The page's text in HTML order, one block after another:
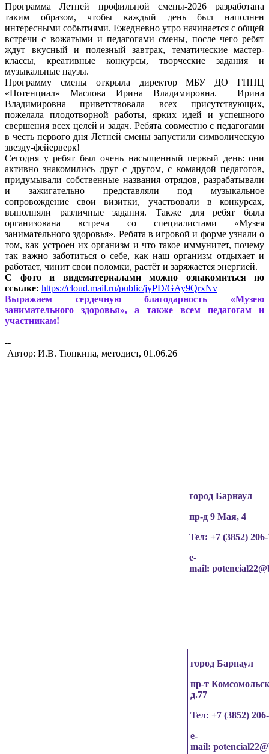
Программа Летней профильной смены-2026 разработана
таким образом, чтобы каждый день был наполнен
интересными событиями. Ежедневно утро начинается с общей
встречи с вожатыми и педагогами смены, после чего ребят
ждут вкусный и полезный завтрак, тематические мастер-
классы, креативные конкурсы, творческие задания и
музыкальные паузы.
Программу смены открыла директор МБУ ДО ГППЦ
«Потенциал» Маслова Ирина Владимировна. Ирина
Владимировна приветствовала всех присутствующих,
пожелала плодотворной работы, ярких идей и успешного
свершения всех целей и задач. Ребята совместно с педагогами
в честь первого дня Летней смены запустили символическую
звезду-фейерверк!
Сегодня у ребят был очень насыщенный первый день: они
активно знакомились друг с другом, с командой педагогов,
придумывали собственные названия отрядов, разрабатывали
и зажигательно представляли под музыкальное
сопровождение свои визитки, участвовали в конкурсах,
выполняли различные задания. Также для ребят была
организована встреча со специалистами «Музея
занимательного здоровья». Ребята в игровой и форме узнали о
том, как устроен их организм и что такое иммунитет, почему
так важно заботиться о себе, как наш организм отдыхает и
работает, чинит свои поломки, растёт и заряжается энергией.
С фото и видематериалами можно ознакомиться по
ссылке: https://cloud.mail.ru/public/jyPD/GAy9QrxNv
Выражаем сердечную благодарность «Музею
занимательного здоровья», а также всем педагогам и
участникам!
--
Автор: И.В. Тюпкина, методист, 01.06.26
город Барнаул
пр-д 9 Мая, 4
Тел: +7 (3852)
e-
mail:
город Барнаул
пр-т
д.77
Тел: +7 (3852)
e-
mail: